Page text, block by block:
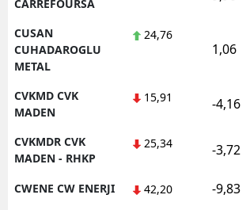
CARREFOURSA
CUSAN
CUHADAROGLU
METAL
24,76
1,06
CVKMD CVK
MADEN
15,91 -4,16
CVKMDR CVK
MADEN - RHKP
25,34 -3,72
CWENE CW ENERJI 42,20 -9,83